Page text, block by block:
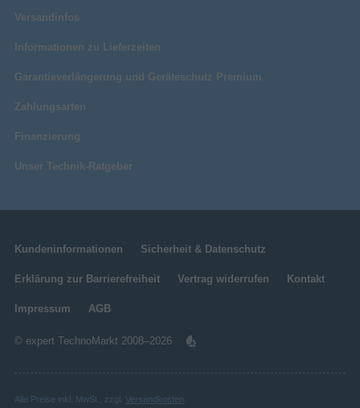
Versandinfos
Informationen zu Lieferzeiten
Garantieverlängerung und Geräteschutz Premium
Zahlungsarten
Finanzierung
Unser Technik-Ratgeber
Kundeninformationen Sicherheit & Datenschutz
Erklärung zur Barrierefreiheit Vertrag widerrufen Kontakt
Impressum AGB
© expert TechnoMarkt 2008–2026
Alle Preise inkl. MwSt., zzgl. Versandkosten